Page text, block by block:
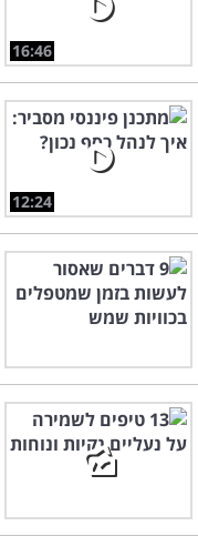
16:46
12:24